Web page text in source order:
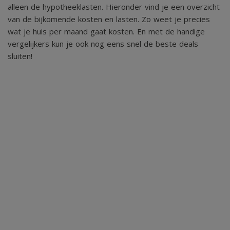
- WKO-installatie in combinatie met warmtepomp en
zonnepanelen;
- Grote inpandige berging/bijkeuken;
- Grote externe berging direct naast het appartement;
alleen de hypotheeklasten. Hieronder vind je een overzicht
van de bijkomende kosten en lasten. Zo weet je precies
wat je huis per maand gaat kosten. En met de handige
vergelijkers kun je ook nog eens snel de beste deals
sluiten!